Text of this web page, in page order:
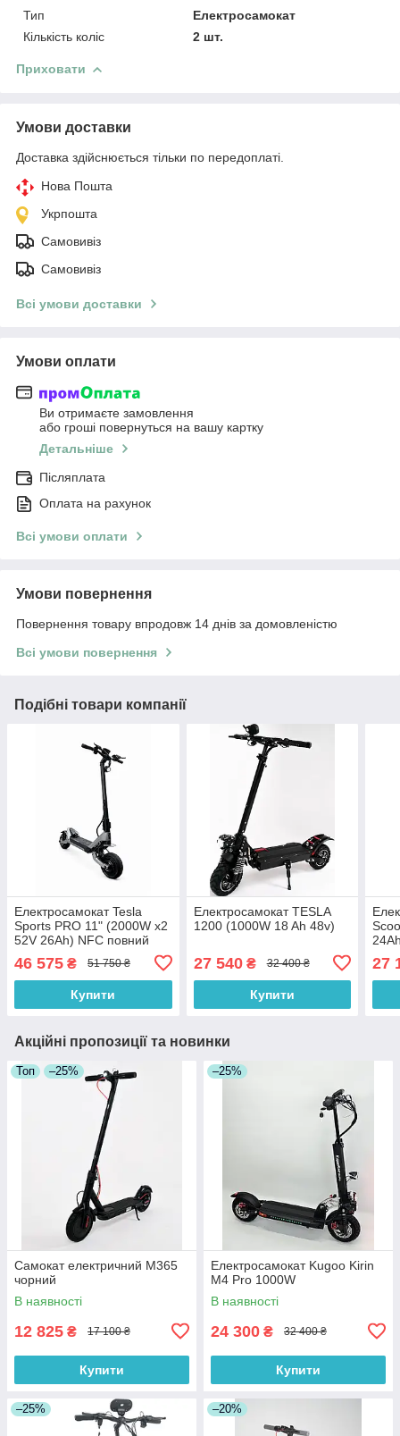
Тип
Електросамокат
Кількість коліс
2 шт.
Приховати
Умови доставки
Доставка здійснюється тільки по передоплаті.
Нова Пошта
Укрпошта
Самовивіз
Самовивіз
Всі умови доставки
Умови оплати
Ви отримаєте замовлення
або гроші повернуться на вашу картку
Детальніше
Післяплата
Оплата на рахунок
Всі умови оплати
Умови повернення
Повернення товару впродовж 14 днів за домовленістю
Всі умови повернення
Подібні товари компанії
Електросамокат Tesla
Sports PRO 11" (2000W x2
52V 26Ah) NFC повний
46 575 ₴ 51 750 ₴
Купити
Електросамокат TESLA
1200 (1000W 18 Ah 48v)
27 540₴ 32 400 ₴
Купити
27
Акційні пропозиції та новинки
Топ –25%
Самокат електричний M365
чорний
В наявності
12 825 ₴ 17 100 ₴
Купити
–25%
Електросамокат Kugoo Kirin
M4 Pro 1000W
В наявності
24 300 ₴ 32 400 ₴
Купити
–25% –20%